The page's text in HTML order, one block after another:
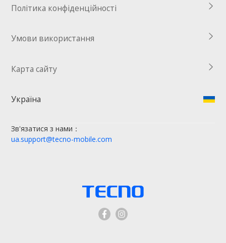
Перевірка стану гарантії
Політика конфіденційності
Умови використання
Карта сайту
Україна
Зв'язатися з нами：
ua.support@tecno-mobile.com